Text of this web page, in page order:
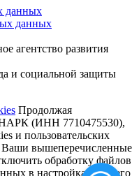
данных
данных
агентство развития
и социальной защиты
Продолжая
НАРК (ИНН 7710475530),
и пользовательских
вышеперечисленные
обработку файлов
в настройках Вашего